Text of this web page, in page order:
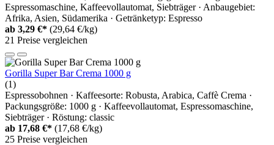
Espressomaschine, Kaffeevollautomat, Siebträger · Anbaugebiet:
Afrika, Asien, Südamerika · Getränketyp: Espresso
ab 3,29 €* (29,64 €/kg)
21 Preise vergleichen
Gorilla Super Bar Crema 1000 g
(1)
Espressobohnen · Kaffeesorte: Robusta, Arabica, Caffè Crema ·
Packungsgröße: 1000 g · Kaffeevollautomat, Espressomaschine,
Siebträger · Röstung: classic
ab 17,68 €* (17,68 €/kg)
25 Preise vergleichen